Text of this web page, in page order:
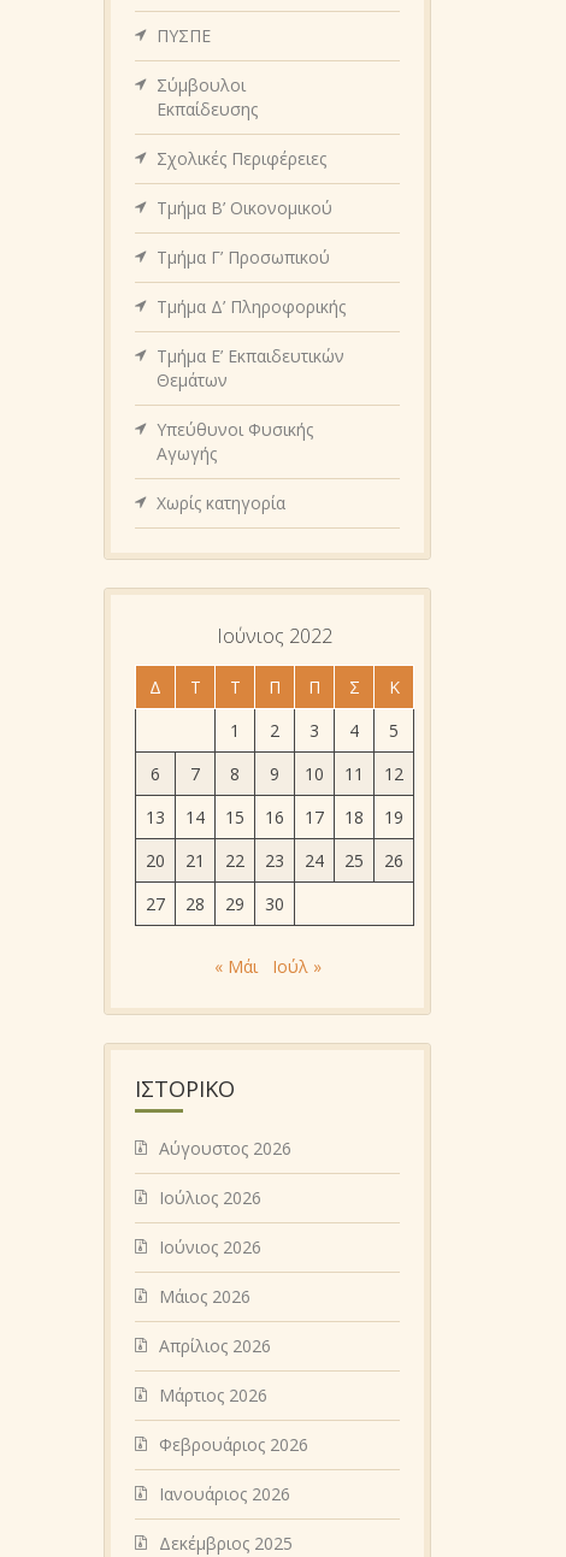
ΠΥΣΠΕ
Σύμβουλοι
Εκπαίδευσης
Σχολικές Περιφέρειες
Τμήμα Β’ Οικονομικού
Τμήμα Γ’ Προσωπικού
Τμήμα Δ’ Πληροφορικής
Τμήμα Ε’ Εκπαιδευτικών
Θεμάτων
Υπεύθυνοι Φυσικής
Αγωγής
Χωρίς κατηγορία
Ιούνιος 2022
Δ Τ Τ Π Π Σ
Κ
1
2 3 4
5
6
7 8 9 10 11
12
13
14 15 16 17 18
19
20
21 22 23 24 25
26
27
28 29 30
« Μάι Ιούλ »
ΙΣΤΟΡΙΚΌ
Αύγουστος 2026
Ιούλιος 2026
Ιούνιος 2026
Μάιος 2026
Απρίλιος 2026
Μάρτιος 2026
Φεβρουάριος 2026
Ιανουάριος 2026
Δεκέμβριος 2025